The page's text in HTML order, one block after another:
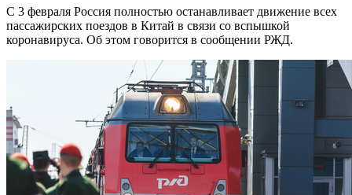
С 3 февраля Россия полностью останавливает движение всех
пассажирских поездов в Китай в связи со вспышкой
коронавируса. Об этом говорится в сообщении РЖД.